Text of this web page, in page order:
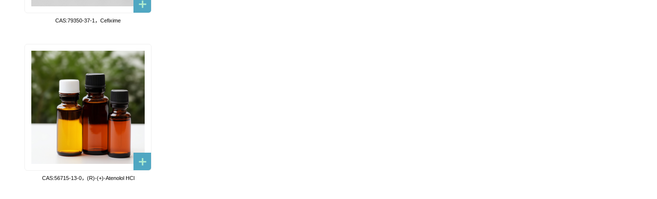
CAS:79350-37-1，Cefixime
CAS:56715-13-0，(R)-(+)-Atenolol HCl